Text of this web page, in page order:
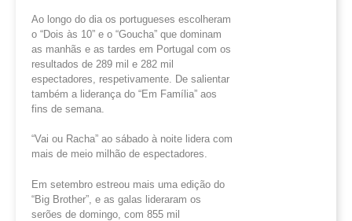
Ao longo do dia os portugueses escolheram
o “Dois às 10” e o “Goucha” que dominam
as manhãs e as tardes em Portugal com os
resultados de 289 mil e 282 mil
espectadores, respetivamente. De salientar
também a liderança do “Em Família” aos
fins de semana.
“Vai ou Racha” ao sábado à noite lidera com
mais de meio milhão de espectadores.
Em setembro estreou mais uma edição do
“Big Brother”, e as galas lideraram os
serões de domingo, com 855 mil